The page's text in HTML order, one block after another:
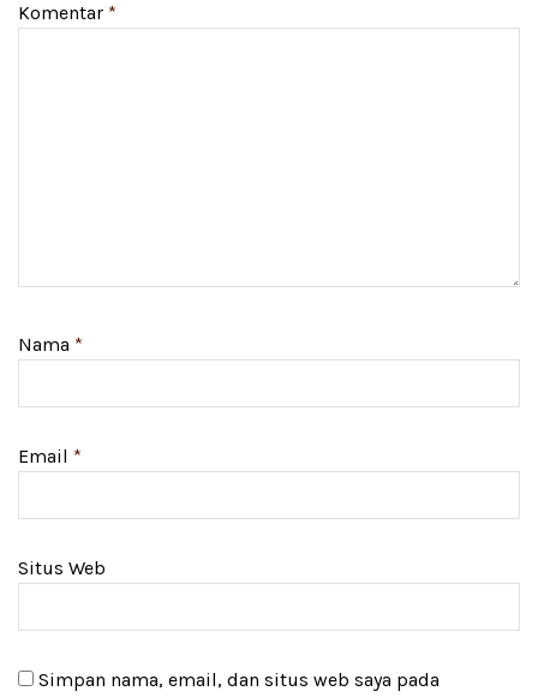
Komentar *
Nama *
Email *
Situs Web
Simpan nama, email, dan situs web saya pada